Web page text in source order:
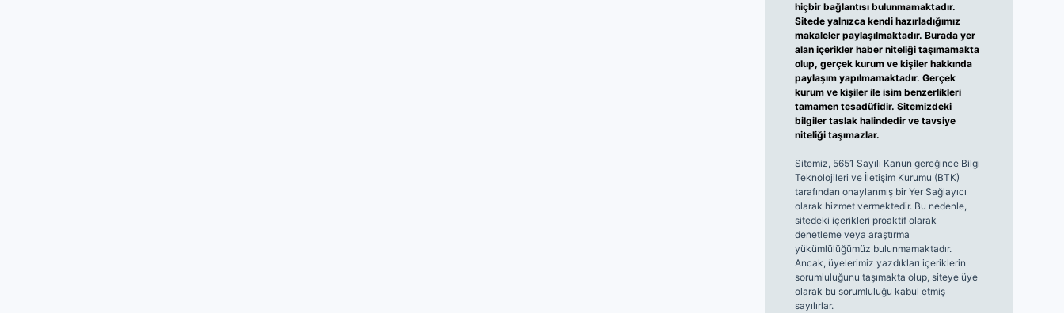
hiçbir bağlantısı bulunmamaktadır.
Sitede yalnızca kendi hazırladığımız
makaleler paylaşılmaktadır. Burada yer
alan içerikler haber niteliği taşımamakta
olup, gerçek kurum ve kişiler hakkında
paylaşım yapılmamaktadır. Gerçek
kurum ve kişiler ile isim benzerlikleri
tamamen tesadüfidir. Sitemizdeki
bilgiler taslak halindedir ve tavsiye
niteliği taşımazlar.
Sitemiz, 5651 Sayılı Kanun gereğince Bilgi
Teknolojileri ve İletişim Kurumu (BTK)
tarafından onaylanmış bir Yer Sağlayıcı
olarak hizmet vermektedir. Bu nedenle,
sitedeki içerikleri proaktif olarak
denetleme veya araştırma
yükümlülüğümüz bulunmamaktadır.
Ancak, üyelerimiz yazdıkları içeriklerin
sorumluluğunu taşımakta olup, siteye üye
olarak bu sorumluluğu kabul etmiş
sayılırlar.